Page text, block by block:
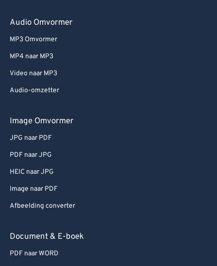
Audio Omvormer
MP3 Omvormer
MP4 naar MP3
Video naar MP3
Audio-omzetter
Image Omvormer
JPG naar PDF
PDF naar JPG
HEIC naar JPG
Image naar PDF
Afbeelding converter
Document & E-boek
PDF naar WORD